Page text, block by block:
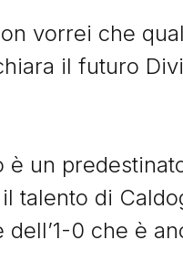
vorrei che
il futuro
è un
talento di
dell’1-0 che è